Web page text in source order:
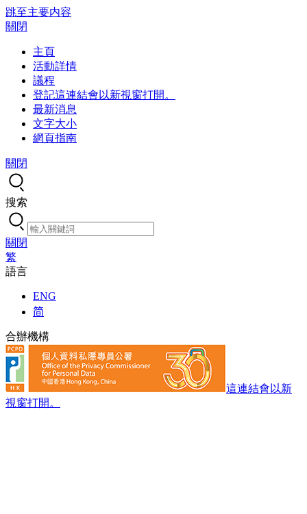
跳至主要内容
關閉
主頁
活動詳情
議程
登記這連結會以新視窗打開。
最新消息
文字大小
網頁指南
關閉
搜索
關閉
繁
語言
ENG
简
合辦機構
這連結會以新
視窗打開。